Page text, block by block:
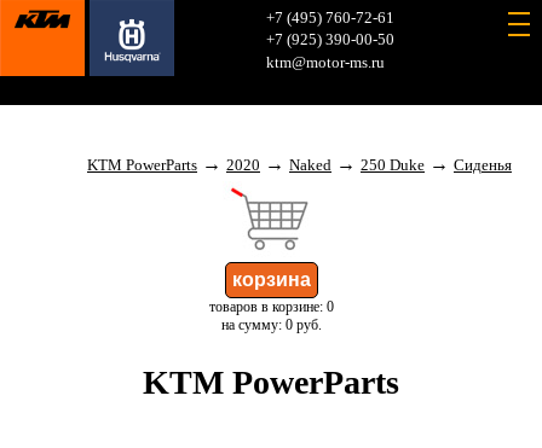
+7 (495) 760-72-61
+7 (925) 390-00-50
ktm@motor-ms.ru
KTM PowerParts → 2020 → Naked → 250 Duke → Сиденья
товаров в корзине: 0
на сумму: 0 руб.
KTM PowerParts